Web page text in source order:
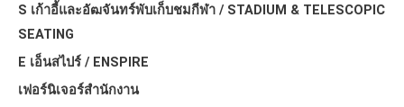
S เก้าอี้และอัฒจันทร์พับเก็บชมกีฬา / STADIUM & TELESCOPIC
SEATING
E เอ็นสไปร์ / ENSPIRE
เฟอร์นิเจอร์สำนักงาน